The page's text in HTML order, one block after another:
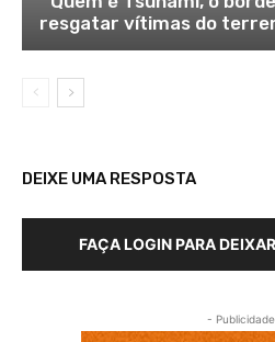
resgatar vítimas do
DEIXE UMA RESPOSTA
FAÇA LOGIN PARA
-